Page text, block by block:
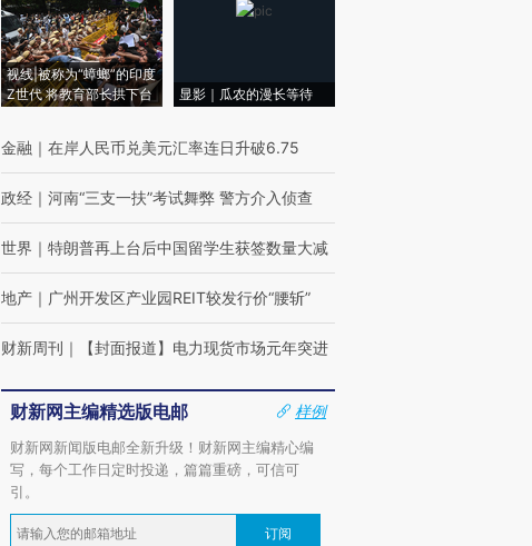
视线|被称为“蟑螂”的印度
Z世代 将教育部长拱下台
显影｜瓜农的漫长等待
金融 ｜ 在岸人民币兑美元汇率连日升破6.75
政经 ｜ 河南“三支一扶”考试舞弊 警方介入侦查
世界 ｜ 特朗普再上台后中国留学生获签数量大减
地产 ｜ 广州开发区产业园REIT较发行价“腰斩”
财新周刊 ｜ 【封面报道】电力现货市场元年突进
财新网主编精选版电邮
样例
财新网新闻版电邮全新升级！财新网主编精心编
写，每个工作日定时投递，篇篇重磅，可信可
引。
订阅